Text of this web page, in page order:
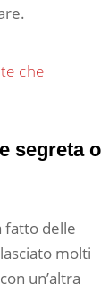
che
segreta o
fatto delle
molti
un’altra